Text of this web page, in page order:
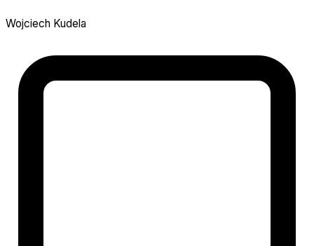
Wojciech Kudela